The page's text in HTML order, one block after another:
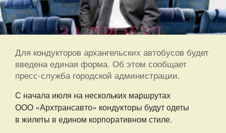
Для кондукторов архангельских автобусов будет
введена единая форма. Об этом сообщает
пресс-служба городской администрации.
С начала июля на нескольких маршрутах
ООО «Архтрансавто» кондукторы будут одеты
в жилеты в едином корпоративном стиле.